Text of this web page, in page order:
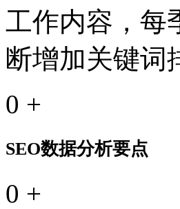
工作内容，每
断增加关键词
0 +
SEO数据分析要点
0 +